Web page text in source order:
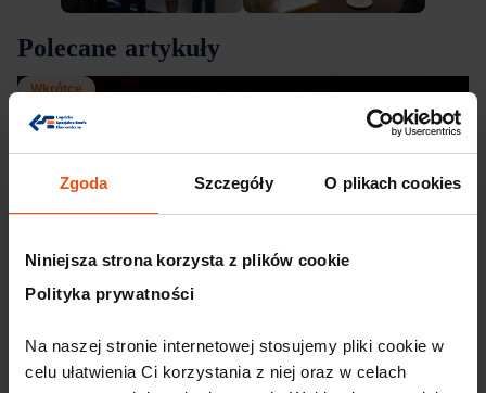
Zgoda Szczegóły O plikach cookies
Niniejsza strona korzysta z plików cookie
Polityka prywatności
Na naszej stronie internetowej stosujemy pliki cookie w
celu ułatwienia Ci korzystania z niej oraz w celach
Polecane artykuły
Wkrótce
30 lipca, 2026
Dolnośląski Klaster Motoryzacyjny